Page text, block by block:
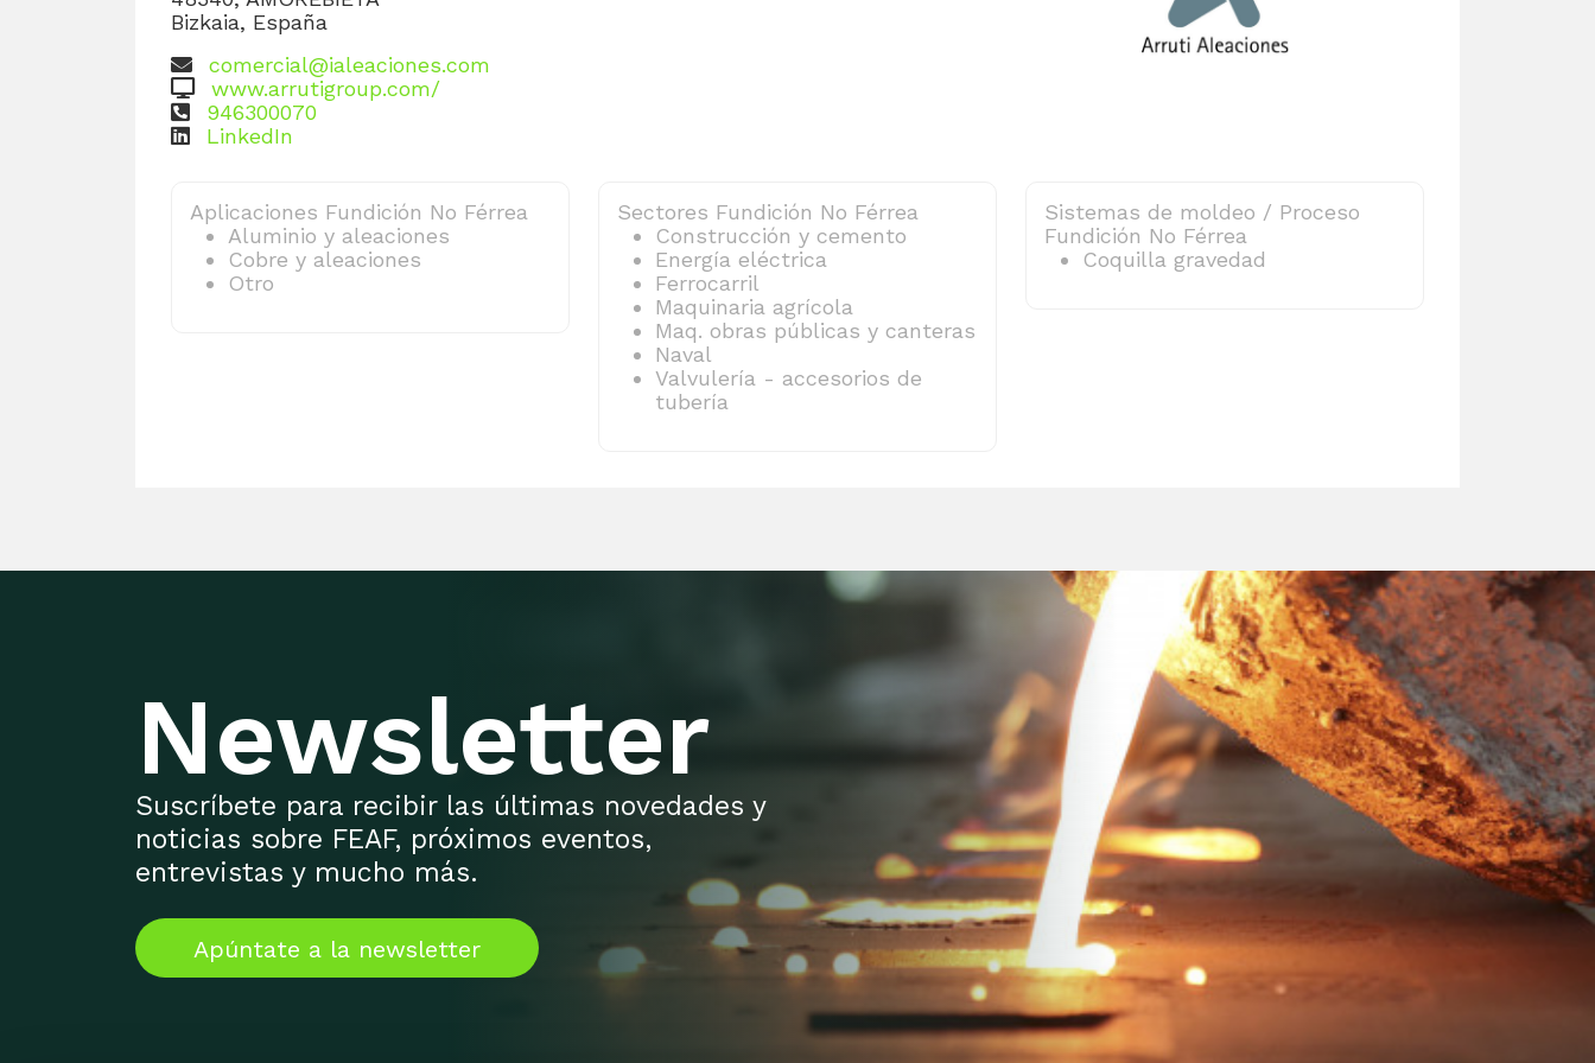
Bizkaia, España
comercial@ialeaciones.com
www.arrutigroup.com/
946300070
LinkedIn
Aplicaciones Fundición No Férrea
Aluminio y aleaciones
Cobre y aleaciones
Otro
Sectores Fundición No Férrea
Construcción y cemento
Energía eléctrica
Ferrocarril
Maquinaria agrícola
Maq. obras públicas y canteras
Naval
Valvulería - accesorios de
tubería
Sistemas de moldeo / Proceso
Fundición No Férrea
Coquilla gravedad
Newsletter
Suscríbete para recibir las últimas novedades y
noticias sobre FEAF, próximos eventos,
entrevistas y mucho más.
Apúntate a la newsletter